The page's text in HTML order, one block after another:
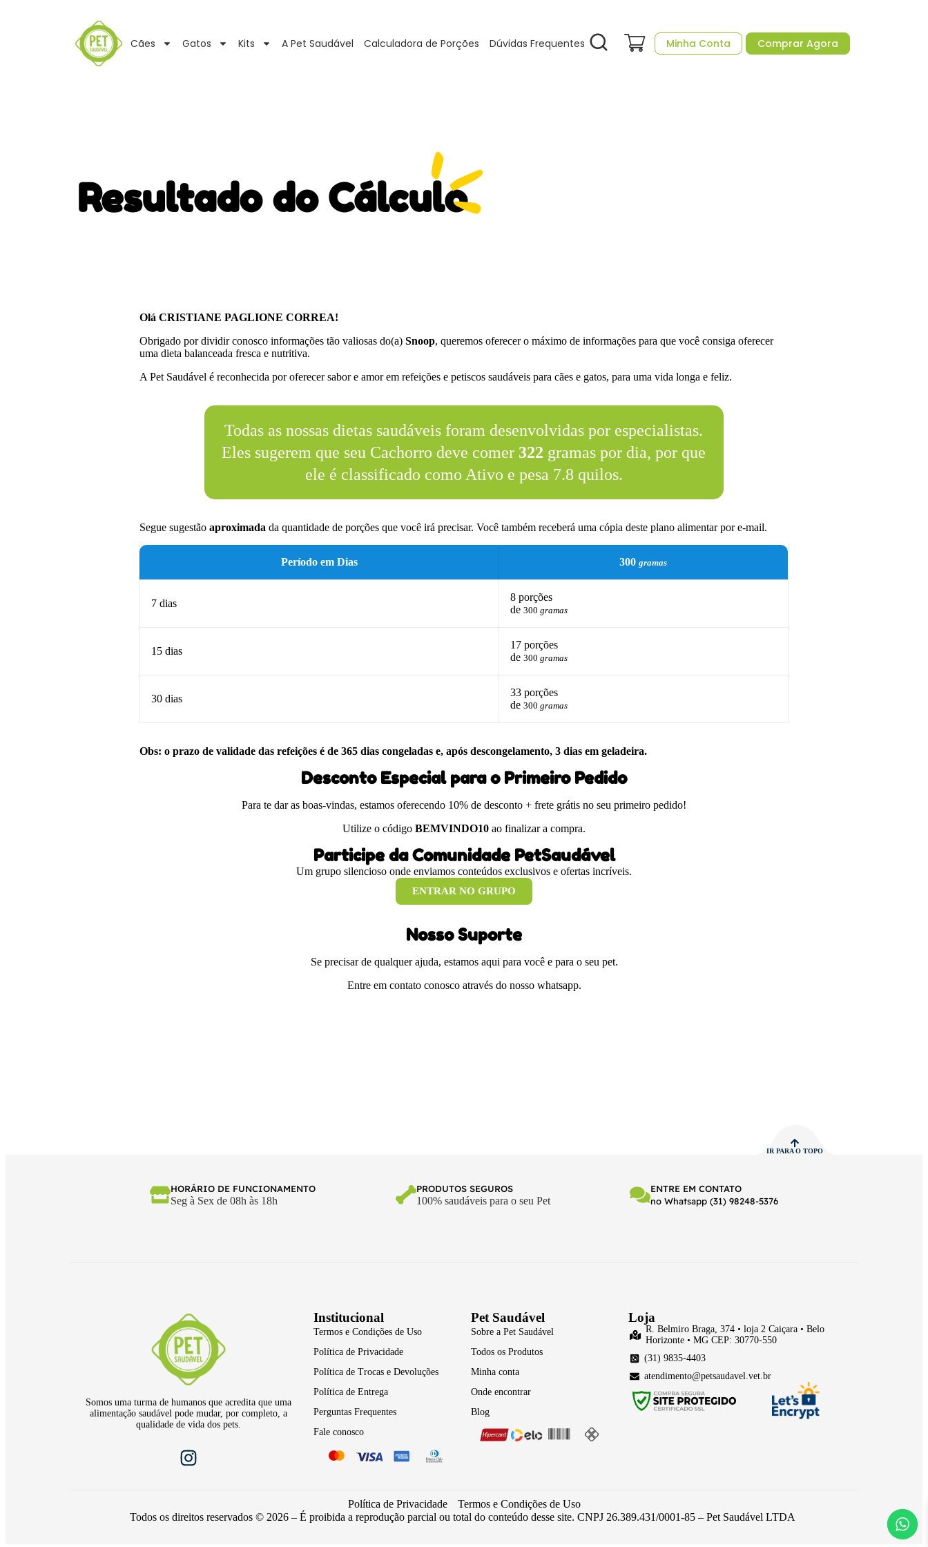
Cães Gatos Kits A Pet Saudável Calculadora de Porções Dúvidas Frequentes Minha Conta Comprar Agora
Resultado do Cálculo
Olá CRISTIANE PAGLIONE CORREA!
Obrigado por dividir conosco informações tão valiosas do(a) Snoop, queremos oferecer o máximo de informações para que você consiga oferecer
uma dieta balanceada fresca e nutritiva.
A Pet Saudável é reconhecida por oferecer sabor e amor em refeições e petiscos saudáveis para cães e gatos, para uma vida longa e feliz.
Todas as nossas dietas saudáveis foram desenvolvidas por especialistas.
Eles sugerem que seu Cachorro deve comer 322 gramas por dia, por que
ele é classificado como Ativo e pesa 7.8 quilos.
Segue sugestão aproximada da quantidade de porções que você irá precisar. Você também receberá uma cópia deste plano alimentar por e-mail.
Período em Dias 300gramas
7 dias
8 porções
de 300 gramas
15 dias
17 porções
de 300 gramas
30 dias
33 porções
de 300 gramas
Obs: o prazo de validade das refeições é de 365 dias congeladas e, após descongelamento, 3 dias em geladeira.
Desconto Especial para o Primeiro Pedido
Para te dar as boas-vindas, estamos oferecendo 10% de desconto + frete grátis no seu primeiro pedido!
Utilize o código BEMVINDO10 ao finalizar a compra.
Participe da Comunidade PetSaudável
Um grupo silencioso onde enviamos conteúdos exclusivos e ofertas incríveis.
ENTRAR NO GRUPO
Nosso Suporte
Se precisar de qualquer ajuda, estamos aqui para você e para o seu pet.
Entre em contato conosco através do nosso whatsapp.
IR PARA O TOPO
HORÁRIO DE FUNCIONAMENTO
Seg à Sex de 08h às 18h
PRODUTOS SEGUROS
100% saudáveis para o seu Pet
ENTRE EM CONTATO
no Whatsapp (31) 98248-5376
Somos uma turma de humanos que acredita que uma
alimentação saudável pode mudar, por completo, a
qualidade de vida dos pets.
Institucional
Termos e Condições de Uso
Política de Privacidade
Política de Trocas e Devoluções
Política de Entrega
Perguntas Frequentes
Fale conosco
Pet Saudável
Sobre a Pet Saudável
Todos os Produtos
Minha conta
Onde encontrar
Blog
Loja
R. Belmiro Braga, 374 • loja 2 Caiçara • Belo
Horizonte • MG CEP: 30770-550
(31) 9835-4403
atendimento@petsaudavel.vet.br
Política de Privacidade
Termos e Condições de Uso
Todos os direitos reservados © 2026 – É proibida a reprodução parcial ou total do conteúdo desse site. CNPJ 26.389.431/0001-85 – Pet Saudável LTDA